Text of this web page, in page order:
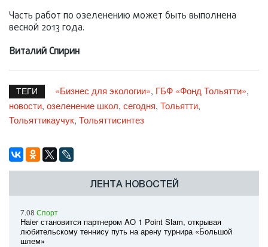
Часть работ по озеленению может быть выполнена
весной 2013 года.
Виталий Спирин
ТЕГИ «Бизнес для экологии», ГБФ «Фонд Тольятти»,
новости, озеленение школ, сегодня, Тольятти,
Тольяттикаучук, Тольяттисинтез
ЛЕНТА НОВОСТЕЙ
7.08 Спорт
Haier становится партнером AO 1 Point Slam, открывая
любительскому теннису путь на арену турнира «Большой
шлем»